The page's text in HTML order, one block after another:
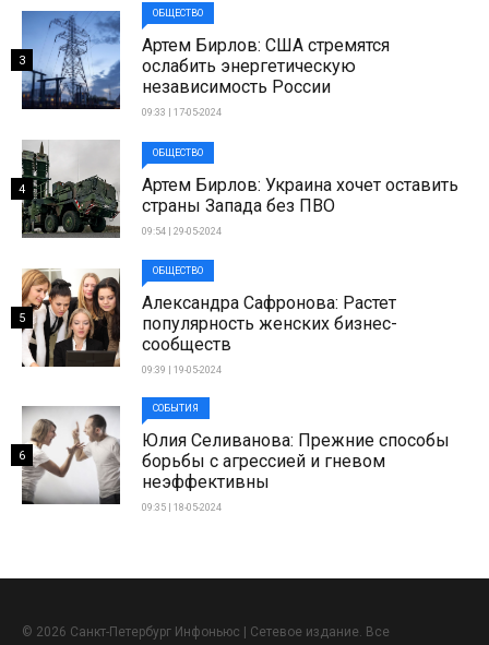
ОБЩЕСТВО
Артем Бирлов: США стремятся
ослабить энергетическую
независимость России
09:33 | 17-05-2024
3
ОБЩЕСТВО
Артем Бирлов: Украина хочет оставить
страны Запада без ПВО
09:54 | 29-05-2024
4
ОБЩЕСТВО
Александра Сафронова: Растет
популярность женских бизнес-
сообществ
09:39 | 19-05-2024
5
СОБЫТИЯ
Юлия Селиванова: Прежние способы
борьбы с агрессией и гневом
неэффективны
09:35 | 18-05-2024
6
© 2026 Санкт-Петербург Инфоньюс | Сетевое издание. Все